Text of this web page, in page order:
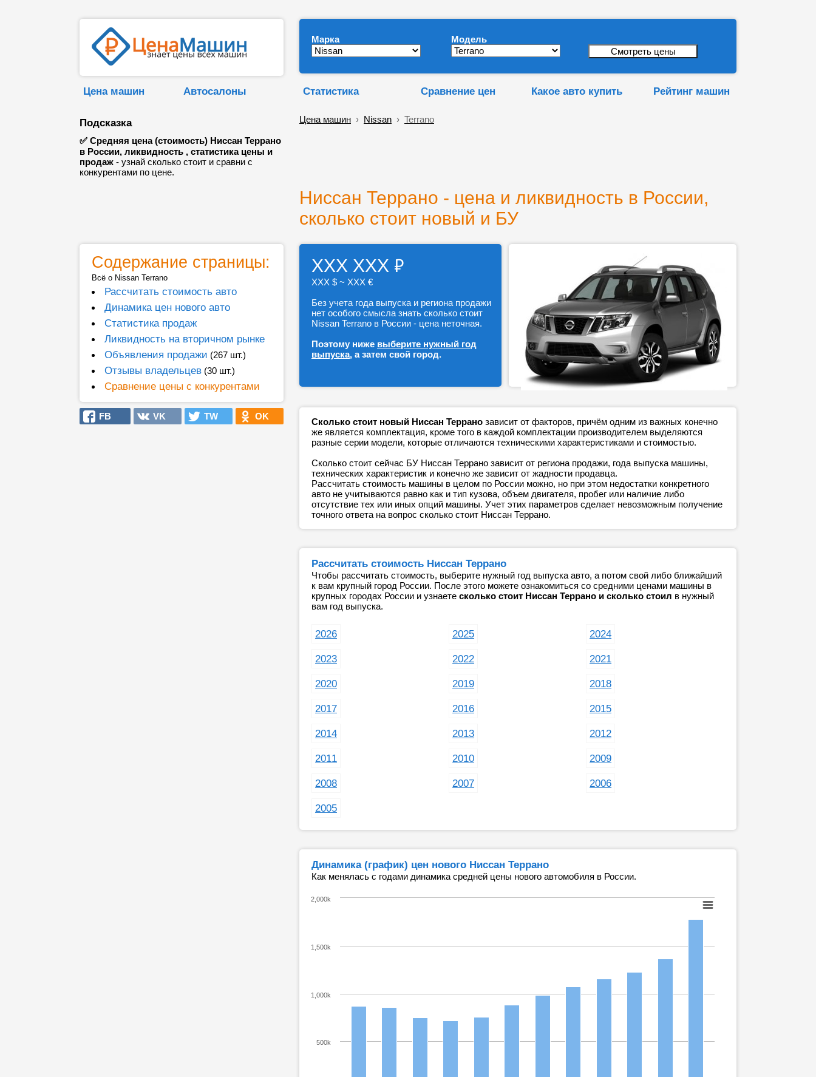
Марка Модель
Цена машин Автосалоны Статистика Сравнение цен Какое авто купить Рейтинг машин
Подсказка
✅ Средняя цена (стоимость) Ниссан Террано
в России, ликвидность , статистика цены и
продаж - узнай сколько стоит и сравни с
конкурентами по цене.
Цена машин › Nissan › Terrano
Ниссан Террано - цена и ликвидность в России,
сколько стоит новый и БУ
Содержание страницы:
Всё о Nissan Terrano
Рассчитать стоимость авто
Динамика цен нового авто
Статистика продаж
Ликвидность на вторичном рынке
Объявления продажи (267 шт.)
Отзывы владельцев (30 шт.)
Сравнение цены с конкурентами
FB VK TW OK
ХХХ ХХХ ₽
ХХХ $ ~ ХХХ €
Без учета года выпуска и региона продажи
нет особого смысла знать сколько стоит
Nissan Terrano в России - цена неточная.
Поэтому ниже выберите нужный год
выпуска, а затем свой город.
Сколько стоит новый Ниссан Террано зависит от факторов, причём одним из важных конечно
же является комплектация, кроме того в каждой комплектации производителем выделяются
разные серии модели, которые отличаются техническими характеристиками и стоимостью.
Сколько стоит сейчас БУ Ниссан Террано зависит от региона продажи, года выпуска машины,
технических характеристик и конечно же зависит от жадности продавца.
Рассчитать стоимость машины в целом по России можно, но при этом недостатки конкретного
авто не учитываются равно как и тип кузова, объем двигателя, пробег или наличие либо
отсутствие тех или иных опций машины. Учет этих параметров сделает невозможным получение
точного ответа на вопрос сколько стоит Ниссан Террано.
Рассчитать стоимость Ниссан Террано
Чтобы рассчитать стоимость, выберите нужный год выпуска авто, а потом свой либо ближайший
к вам крупный город России. После этого можете ознакомиться со средними ценами машины в
крупных городах России и узнаете сколько стоит Ниссан Террано и сколько стоил в нужный
вам год выпуска.
2026 2025 2024
2023 2022 2021
2020 2019 2018
2017 2016 2015
2014 2013 2012
2011 2010 2009
2008 2007 2006
2005
Динамика (график) цен нового Ниссан Террано
Как менялась с годами динамика средней цены нового автомобиля в России.
500k
1,000k
1,500k
2,000k